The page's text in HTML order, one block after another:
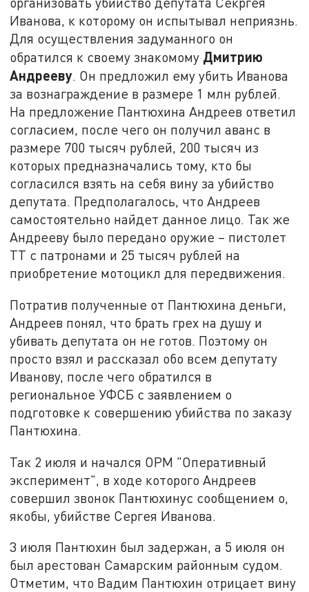
Иванова, к которому он испытывал неприязнь.
Для осуществления задуманного он
обратился к своему знакомому Дмитрию
Андрееву. Он предложил ему убить Иванова
за вознаграждение в размере 1 млн рублей.
На предложение Пантюхина Андреев ответил
согласием, после чего он получил аванс в
размере 700 тысяч рублей, 200 тысяч из
которых предназначались тому, кто бы
согласился взять на себя вину за убийство
депутата. Предполагалось, что Андреев
самостоятельно найдет данное лицо. Так же
Андрееву было передано оружие – пистолет
ТТ с патронами и 25 тысяч рублей на
приобретение мотоцикл для передвижения.
Потратив полученные от Пантюхина деньги,
Андреев понял, что брать грех на душу и
убивать депутата он не готов. Поэтому он
просто взял и рассказал обо всем депутату
Иванову, после чего обратился в
региональное УФСБ с заявлением о
подготовке к совершению убийства по заказу
Пантюхина.
Так 2 июля и начался ОРМ "Оперативный
эксперимент", в ходе которого Андреев
совершил звонок Пантюхинус сообщением о,
якобы, убийстве Сергея Иванова.
3 июля Пантюхин был задержан, а 5 июля он
был арестован Самарским районным судом.
Отметим, что Вадим Пантюхин отрицает вину